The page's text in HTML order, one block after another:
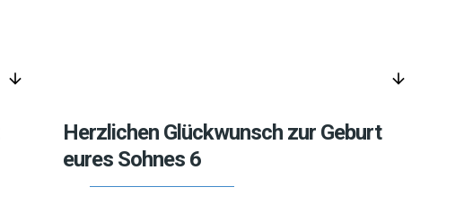
arrow_downward arrow_downward
Herzlichen Glückwunsch zur Geburt
eures Sohnes 6